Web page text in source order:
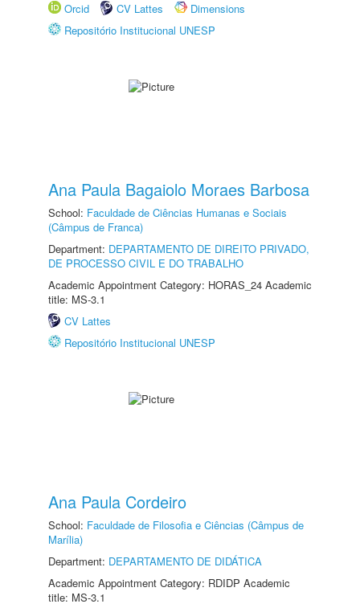
Orcid
CV Lattes
Dimensions
Repositório Institucional UNESP
Ana Paula Bagaiolo Moraes Barbosa
School: Faculdade de Ciências Humanas e Sociais
(Câmpus de Franca)
Department: DEPARTAMENTO DE DIREITO PRIVADO,
DE PROCESSO CIVIL E DO TRABALHO
Academic Appointment Category: HORAS_24 Academic
title: MS-3.1
CV Lattes
Repositório Institucional UNESP
Ana Paula Cordeiro
School: Faculdade de Filosofia e Ciências (Câmpus de
Marília)
Department: DEPARTAMENTO DE DIDÁTICA
Academic Appointment Category: RDIDP Academic
title: MS-3.1